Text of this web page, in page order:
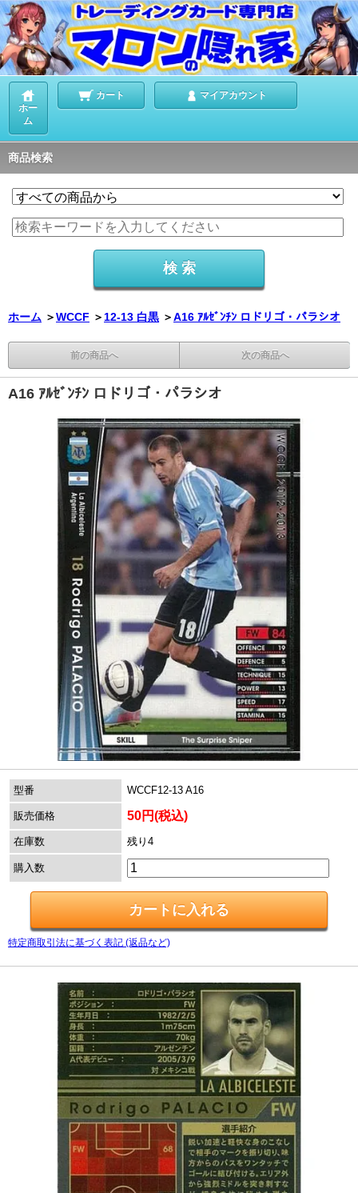
ホー
ム
カート マイアカウント
商品検索
ホーム ＞WCCF ＞12-13 白黒 ＞A16 ｱﾙｾﾞﾝﾁﾝ ロドリゴ・パラシオ
前の商品へ 次の商品へ
A16 ｱﾙｾﾞﾝﾁﾝ ロドリゴ・パラシオ
型番 WCCF12-13 A16
販売価格 50円(税込)
在庫数 残り4
購入数
特定商取引法に基づく表記 (返品など)